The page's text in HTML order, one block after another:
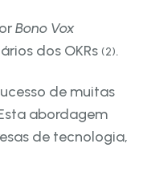
Bono Vox
dos OKRs (2).
de muitas
abordagem
de tecnologia,